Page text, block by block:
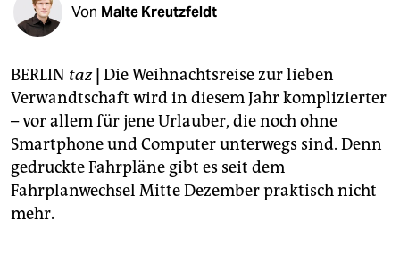
fragen & hilfe
unterstützen
abo
genossenschaft
epaper login
Von Malte Kreutzfeldt
BERLIN taz Die Weihnachtsreise zur lieben
Verwandtschaft wird in diesem Jahr komplizierter
– vor allem für jene Urlauber, die noch ohne
Smartphone und Computer unterwegs sind. Denn
gedruckte Fahrpläne gibt es seit dem
Fahrplanwechsel Mitte Dezember praktisch nicht
mehr.